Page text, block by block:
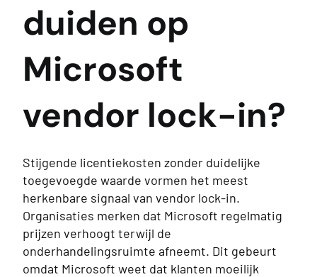
duiden op
Microsoft
vendor lock-in?
Stijgende licentiekosten zonder duidelijke
toegevoegde waarde vormen het meest
herkenbare signaal van vendor lock-in.
Organisaties merken dat Microsoft regelmatig
prijzen verhoogt terwijl de
onderhandelingsruimte afneemt. Dit gebeurt
omdat Microsoft weet dat klanten moeilijk